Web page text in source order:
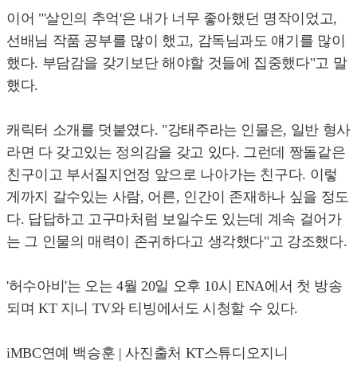
이어 "'살인의 추억'은 내가 너무 좋아했던 명작이었고,
선배님 작품 공부를 많이 했고, 감독님과도 얘기를 많이
했다. 부담감을 갖기보단 해야할 것들에 집중했다"고 말
했다.
캐릭터 소개를 덧붙였다. "강태주라는 인물은, 일반 형사
라면 다 갖고있는 정의감을 갖고 있다. 그런데 짱돌같은
친구이고 부서질지언정 앞으로 나아가는 친구다. 이렇
게까지 갈수있는 사람, 어른, 인간이 존재하나 싶을 정도
다. 답답하고 고구마처럼 보일수도 있는데 계속 걸어가
는 그 인물의 매력이 존귀하다고 생각했다"고 강조했다.
'허수아비'는 오는 4월 20일 오후 10시 ENA에서 첫 방송
되며 KT 지니 TV와 티빙에서도 시청할 수 있다.
iMBC연예 백승훈 | 사진출처 KT스튜디오지니